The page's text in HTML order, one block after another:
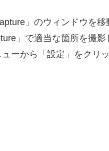
」のウィンドウを
」で適当な箇所を撮
ーから「設定」をクリ